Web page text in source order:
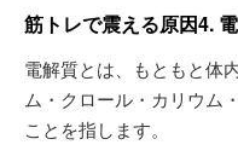
筋トレで震える原因4.
電解質とは、もともと体
ム・クロール・カリウム
ことを指します。